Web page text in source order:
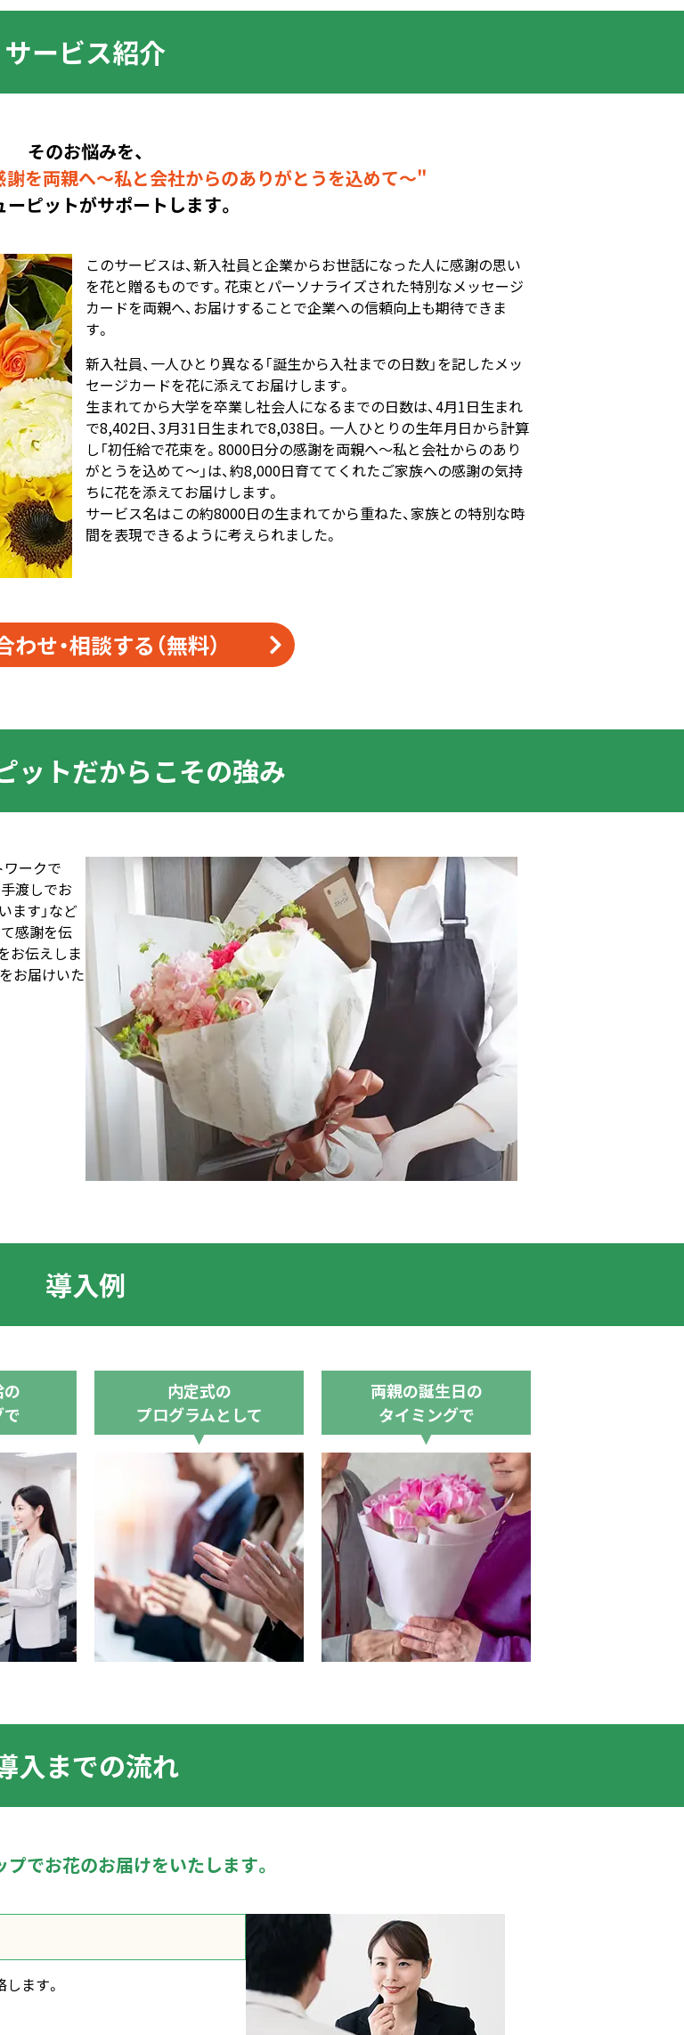
サービス紹介
そのお悩みを、
謝を両親へ～私と会社からのありがとうを込めて～"
ーピットがサポートします。
このサービスは、新入社員と企業からお世話になった人に感謝の思い
を花と贈るものです。花束とパーソナライズされた特別なメッセージ
カードを両親へ、お届けすることで企業への信頼向上も期待できま
す。
新入社員、一人ひとり異なる「誕生から入社までの日数」を記したメッ
セージカードを花に添えてお届けします。
生まれてから大学を卒業し社会人になるまでの日数は、4月1日生まれ
で8,402日、3月31日生まれで8,038日。一人ひとりの生年月日から計算
し「初任給で花束を。8000日分の感謝を両親へ～私と会社からのあり
がとうを込めて～」は、約8,000日育ててくれたご家族への感謝の気持
ちに花を添えてお届けします。
サービス名はこの約8000日の生まれてから重ねた、家族との特別な時
間を表現できるように考えられました。
わせ・相談する（無料）
ットだからこその強み
ークで
渡しでお
ます」など
感謝を伝
お伝えしま
お届けいた
導入例
内定式の
プログラムとして
両親の誕生日の
タイミングで
入までの流れ
プでお花のお届けをいたします。
ます。